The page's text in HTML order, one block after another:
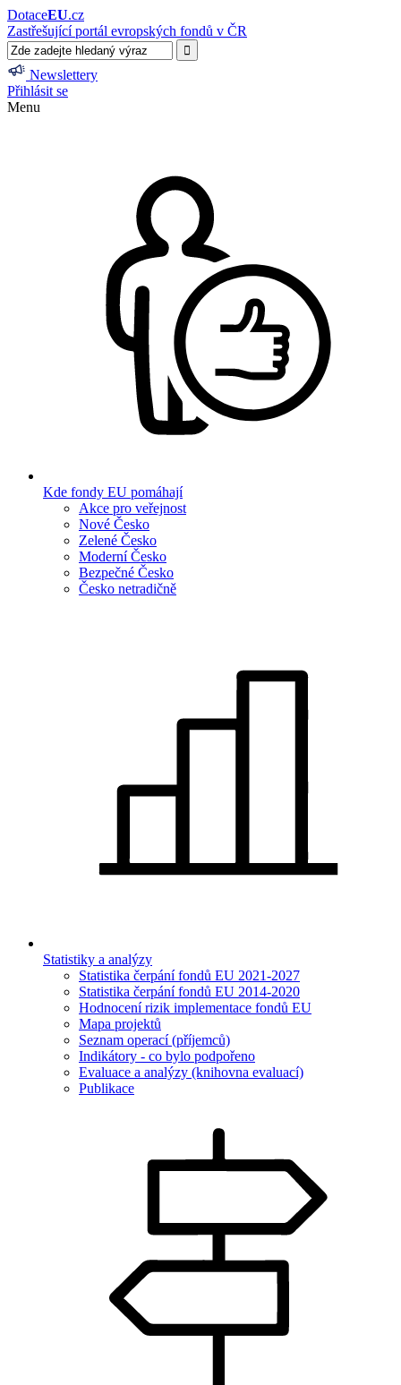
DotaceEU.cz
Zastřešující portál evropských fondů v ČR
Newslettery
Přihlásit se
Menu
Kde fondy EU pomáhají
Akce pro veřejnost
Nové Česko
Zelené Česko
Moderní Česko
Bezpečné Česko
Česko netradičně
Statistiky a analýzy
Statistika čerpání fondů EU 2021-2027
Statistika čerpání fondů EU 2014-2020
Hodnocení rizik implementace fondů EU
Mapa projektů
Seznam operací (příjemců)
Indikátory - co bylo podpořeno
Evaluace a analýzy (knihovna evaluací)
Publikace